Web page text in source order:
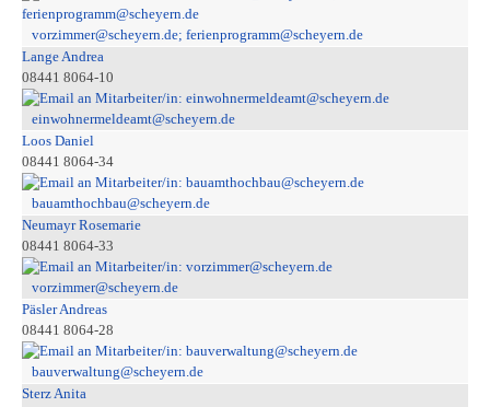
vorzimmer@scheyern.de; ferienprogramm@scheyern.de
Lange Andrea
08441 8064-10
einwohnermeldeamt@scheyern.de
Loos Daniel
08441 8064-34
bauamthochbau@scheyern.de
Neumayr Rosemarie
08441 8064-33
vorzimmer@scheyern.de
Päsler Andreas
08441 8064-28
bauverwaltung@scheyern.de
Sterz Anita